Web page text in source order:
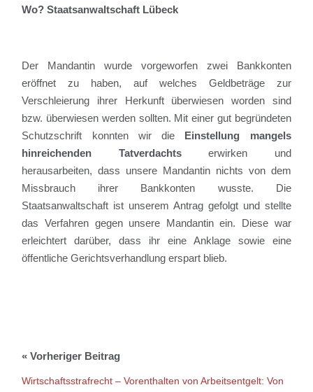
Wo? Staatsanwaltschaft Lübeck
Der Mandantin wurde vorgeworfen zwei Bankkonten
eröffnet zu haben, auf welches Geldbeträge zur
Verschleierung ihrer Herkunft überwiesen worden sind
bzw. überwiesen werden sollten. Mit einer gut begründeten
Schutzschrift konnten wir die Einstellung mangels
hinreichenden Tatverdachtserwirken und
herausarbeiten, dass unsere Mandantin nichts von dem
Missbrauch ihrer Bankkonten wusste.
Die
Staatsanwaltschaft ist unserem Antrag gefolgt und stellte
das Verfahren gegen unsere Mandantin ein. Diese war
erleichtert darüber, dass ihr eine Anklage sowie eine
öffentliche Gerichtsverhandlung erspart blieb.
Wirtschaftsstrafrecht – Vorenthalten von Arbeitsentgelt: Von